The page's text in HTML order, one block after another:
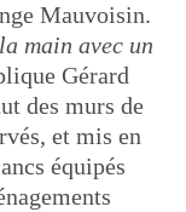
Mauvoisin.
main avec un
Gérard
des murs de
et mis en
équipés